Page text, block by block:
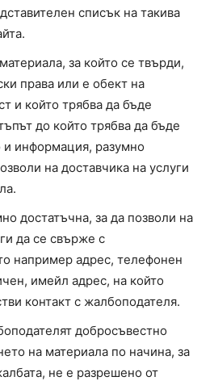
списък на такива
за който се твърди,
права или е обект на
и който трябва да бъде
до който трябва да бъде
и информация, разумно
на доставчика на услуги
достатъчна, за да позволи на
да се свърже с
например адрес, телефонен
имейл адрес, на който
контакт с жалбоподателя.
добросъвестно
на материала по начина, за
не е разрешено от